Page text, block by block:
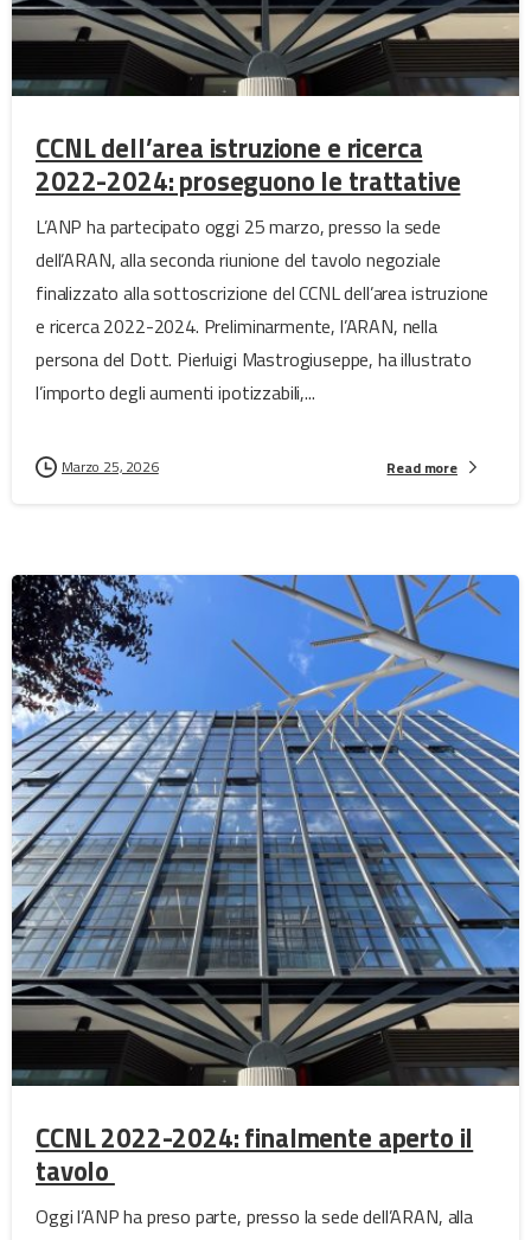
CCNL dell’area istruzione e ricerca
2022-2024: proseguono le trattative
L’ANP ha partecipato oggi 25 marzo, presso la sede
dell’ARAN, alla seconda riunione del tavolo negoziale
finalizzato alla sottoscrizione del CCNL dell’area istruzione
e ricerca 2022-2024. Preliminarmente, l’ARAN, nella
persona del Dott. Pierluigi Mastrogiuseppe, ha illustrato
l’importo degli aumenti ipotizzabili,...
Marzo 25, 2026 Read more
CCNL 2022-2024: finalmente aperto il
tavolo
Oggi l’ANP ha preso parte, presso la sede dell’ARAN, alla